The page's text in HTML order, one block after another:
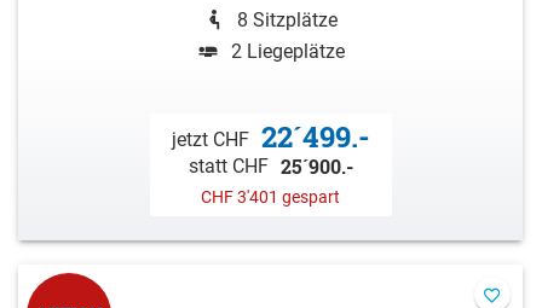
8 Sitzplätze
2 Liegeplätze
jetzt CHF 22´499.-
statt CHF 25´900.-
CHF 3'401 gespart